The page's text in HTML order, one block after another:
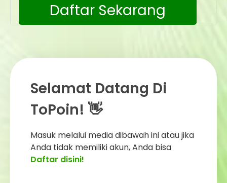
Daftar Sekarang
Selamat Datang Di
ToPoin! 👋
Masuk melalui media dibawah ini atau jika
Anda tidak memiliki akun, Anda bisa
Daftar disini!